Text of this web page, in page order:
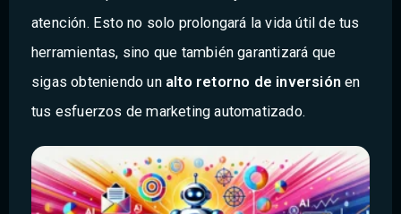
atención. Esto no solo prolongará la vida útil de tus
herramientas, sino que también garantizará que
sigas obteniendo un alto retorno de inversión en
tus esfuerzos de marketing automatizado.